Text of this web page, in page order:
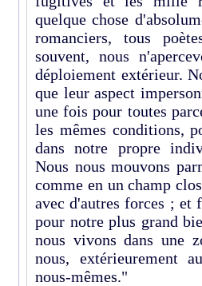
quelque chose
romanciers, tous
souvent, nous
déploiement extérieur.
que leur aspect
une fois pour toutes
les mêmes conditions,
dans notre propre
Nous nous mouvons
comme en un champ
avec d'autres forces ; et
pour notre plus grand
nous vivons dans une
nous, extérieurement
nous-mêmes."